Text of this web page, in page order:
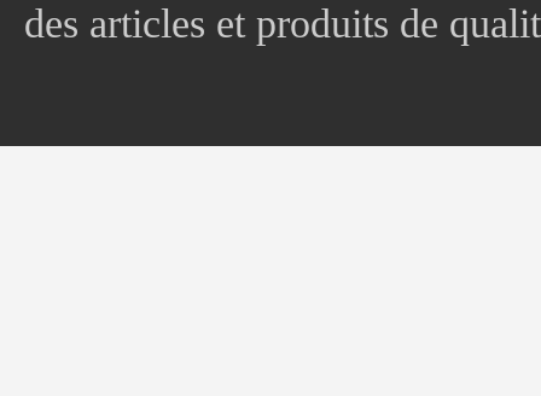
des articles et produits de